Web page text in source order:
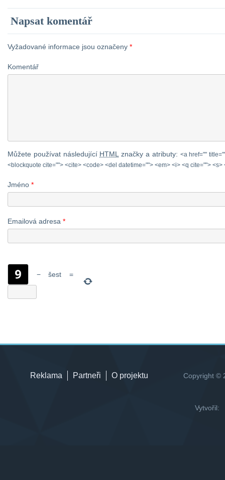
celoevropsky. Hledám
obchodního partnera, který by
vše podpořil finančně. Veškeré
centrály, zde jde o zázemí,
propagaci a budouvání
Děkuji.
Napsat komentář
Vyžadované informace jsou označeny *
Komentář
Můžete používat následující HTML značky a atributy: <a href=""
<blockquote cite=""> <cite> <code> <del datetime=""> <em> <i> <q cite=""> <s>
Jméno *
Emailová adresa *
− šest =
Reklama Partneři O projektu Copyright ©
Vytvořil: